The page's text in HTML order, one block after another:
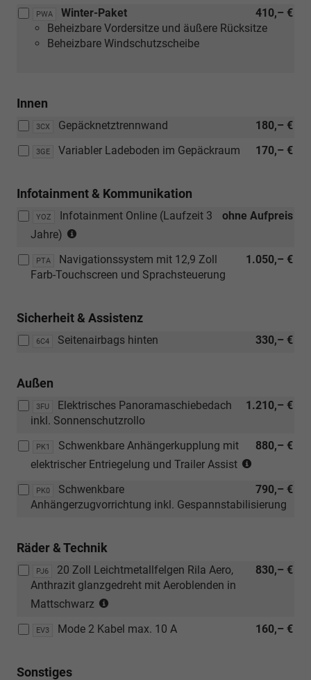
PWA 410,– €
Winter-Paket
Beheizbare Vordersitze und äußere Rücksitze
Beheizbare Windschutzscheibe
Innen
3CX 180,– €
Gepäcknetztrennwand
3GE 170,– €
Variabler Ladeboden im Gepäckraum
Infotainment & Kommunikation
YOZ ohne Aufpreis
Infotainment Online (Laufzeit 3
Jahre)
Verbindung
mit:
mit
12,9
und
Sprachsteuerung
[PTD]
Technologie-
Plus)
PTA 1.050,– €
Navigationssystem mit 12,9 Zoll
Farb-Touchscreen und Sprachsteuerung
Sicherheit & Assistenz
6C4 330,– €
Seitenairbags hinten
Außen
3FU 1.210,– €
Elektrisches Panoramaschiebedach
inkl. Sonnenschutzrollo
PK1 880,– €
Schwenkbare Anhängerkupplung mit
elektrischer Entriegelung und Trailer Assist
Verbindung
mit:
Plus-
PK0 790,– €
Schwenkbare
Anhängerzugvorrichtung inkl. Gespannstabilisierung
Räder & Technik
PJ6 830,– €
20 Zoll Leichtmetallfelgen Rila Aero,
Anthrazit glanzgedreht mit Aeroblenden in
Mattschwarz
R20)
EV3 160,– €
Mode 2 Kabel max. 10 A
Sonstiges